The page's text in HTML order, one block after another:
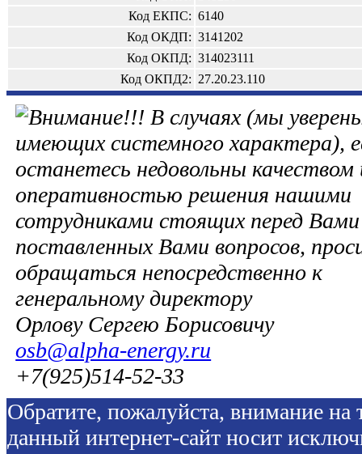
Код ЕКПС: 6140
Код ОКДП: 3141202
Код ОКПД: 314023111
Код ОКПД2: 27.20.23.110
В случаях (мы
имеющих системного характера),
останетесь недовольны качеством
оперативностью решения нашими
сотрудниками стоящих перед Вами
поставленных Вами вопросов,
обращаться непосредственно к
генеральному директору
Орлову Сергею Борисовичу
osb@alpha-energy.ru
+7(925)514-52-33
Обратите, пожалуйста, внимание на
данный интернет-сайт носит